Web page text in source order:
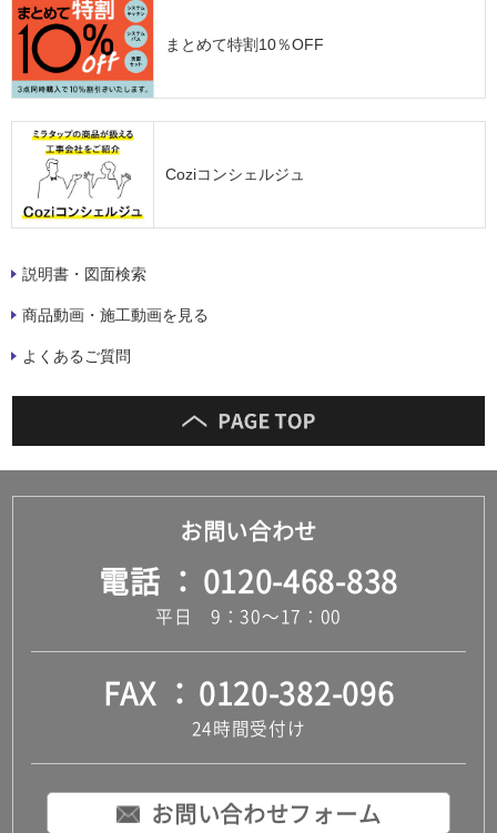
まとめて特割10％OFF
Coziコンシェルジュ
説明書・図面検索
商品動画・施工動画を見る
よくあるご質問
お問い合わせ
電話 0120-468-838
平日 9：30～17：00
FAX 0120-382-096
24時間受付け
お問い合わせフォーム